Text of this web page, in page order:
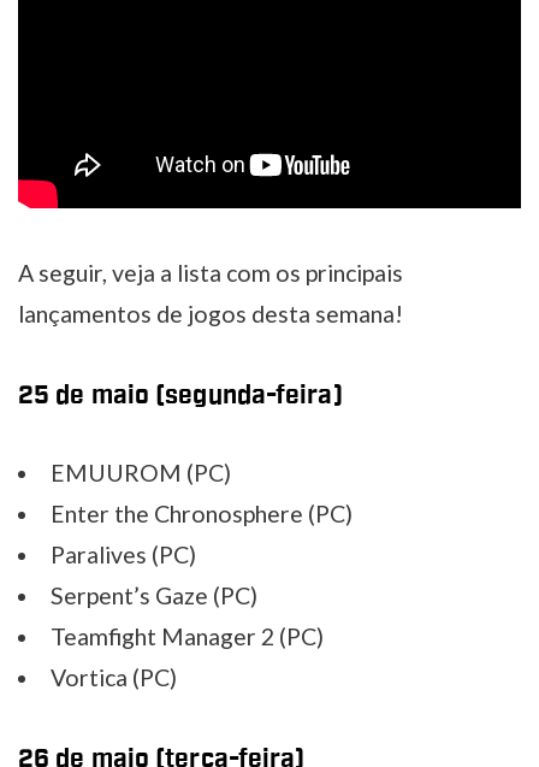
A seguir, veja a lista com os principais
lançamentos de jogos desta semana!
25 de maio (segunda-feira)
EMUUROM (PC)
Enter the Chronosphere (PC)
Paralives (PC)
Serpent’s Gaze (PC)
Teamfight Manager 2 (PC)
Vortica (PC)
26 de maio (terça-feira)